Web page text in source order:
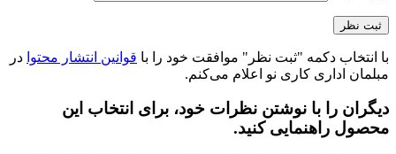
با انتخاب دکمه "ثبت نظر" موافقت خود را با قوانین انتشار محتوا در
مبلمان اداری کاری نو اعلام می‌کنم.
دیگران را با نوشتن نظرات خود، برای انتخاب این
محصول راهنمایی کنید.